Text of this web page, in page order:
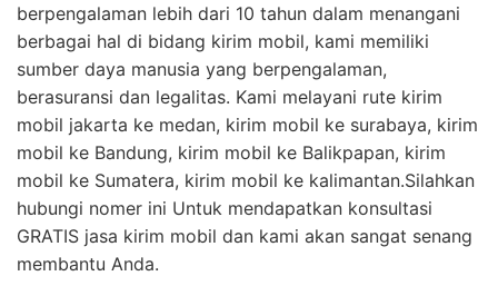
berpengalaman lebih dari 10 tahun dalam menangani
berbagai hal di bidang kirim mobil, kami memiliki
sumber daya manusia yang berpengalaman,
berasuransi dan legalitas. Kami melayani rute kirim
mobil jakarta ke medan, kirim mobil ke surabaya, kirim
mobil ke Bandung, kirim mobil ke Balikpapan, kirim
mobil ke Sumatera, kirim mobil ke kalimantan.Silahkan
hubungi nomer ini Untuk mendapatkan konsultasi
GRATIS jasa kirim mobil dan kami akan sangat senang
membantu Anda.